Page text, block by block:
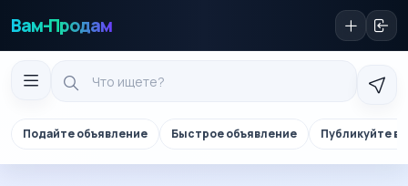
Вам-Продам
Подайте объявление Быстрое объявление Публикуйте в